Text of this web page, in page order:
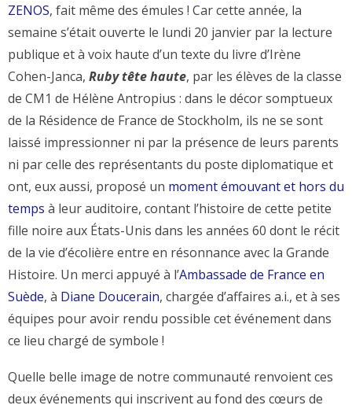
ZENOS, fait même des émules ! Car cette année, la
semaine s’était ouverte le lundi 20 janvier par la lecture
publique et à voix haute d’un texte du livre d’Irène
Cohen-Janca, Ruby tête haute, par les élèves de la classe
de CM1 de Hélène Antropius : dans le décor somptueux
de la Résidence de France de Stockholm, ils ne se sont
laissé impressionner ni par la présence de leurs parents
ni par celle des représentants du poste diplomatique et
ont, eux aussi, proposé un moment émouvant et hors du
temps à leur auditoire, contant l’histoire de cette petite
fille noire aux États-Unis dans les années 60 dont le récit
de la vie d’écolière entre en résonnance avec la Grande
Histoire. Un merci appuyé à l’Ambassade de France en
Suède, à Diane Doucerain, chargée d’affaires a.i., et à ses
équipes pour avoir rendu possible cet événement dans
ce lieu chargé de symbole !
Quelle belle image de notre communauté renvoient ces
deux événements qui inscrivent au fond des cœurs de